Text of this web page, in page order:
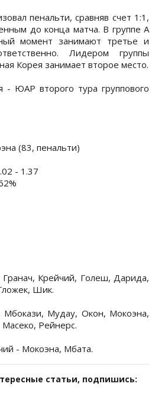
пенальти, сравняв счет 1:1,
до конца матча. В группе А
момент занимают третье и
Лидером группы
Корея занимает второе место.
- ЮАР второго тура группового
(83, пенальти)
- 1.37
Крейчий, Голеш, Дарида,
Шик.
Мудау, Окон, Мокоэна,
Рейнерс.
- Мокоэна, Мбата.
статьи, подпишись: